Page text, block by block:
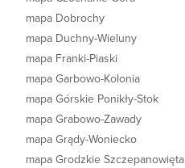
mapa Dobrochy
mapa Duchny-Wieluny
mapa Franki-Piaski
mapa Garbowo-Kolonia
mapa Górskie Ponikły-Stok
mapa Grabowo-Zawady
mapa Grądy-Woniecko
mapa Grodzkie Szczepanowięta